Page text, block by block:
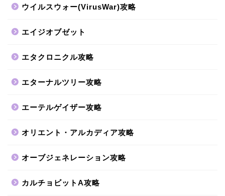
ウイルスウォー(VirusWar)攻略
エイジオブゼット
エタクロニクル攻略
エターナルツリー攻略
エーテルゲイザー攻略
オリエント・アルカディア攻略
オーブジェネレーション攻略
カルチョビットA攻略